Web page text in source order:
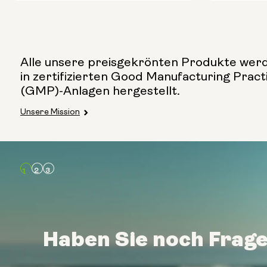
Größe:
Alle unsere preisgekrönten Produkte
in zertifizierten Good Manufacturing
(GMP)-Anlagen hergestellt.
Unsere Mission
Haben Sie noch
Haben Sie noch
Haben Sie noch